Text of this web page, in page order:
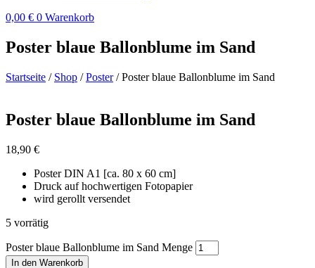
0,00 € 0 Warenkorb
Poster blaue Ballonblume im Sand
Startseite / Shop /Poster/ Poster blaue Ballonblume im Sand
Poster blaue Ballonblume im Sand
18,90 €
Poster DIN A1 [ca. 80 x 60 cm]
Druck auf hochwertigen Fotopapier
wird gerollt versendet
5 vorrätig
Poster blaue Ballonblume im Sand Menge
In den Warenkorb